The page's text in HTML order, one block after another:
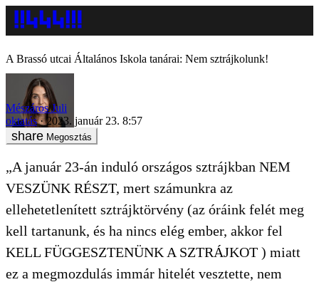
A Brassó utcai Általános Iskola tanárai: Nem sztrájkolunk!
Mészáros Juli
oktatás
2023. január 23. 8:57
Megosztás
„A január 23-án induló országos sztrájkban NEM
VESZÜNK RÉSZT, mert számunkra az
ellehetetlenített sztrájktörvény (az óráink felét meg
kell tartanunk, és ha nincs elég ember, akkor fel
KELL FÜGGESZTENÜNK A SZTRÁJKOT ) miatt
ez a megmozdulás immár hitelét vesztette, nem